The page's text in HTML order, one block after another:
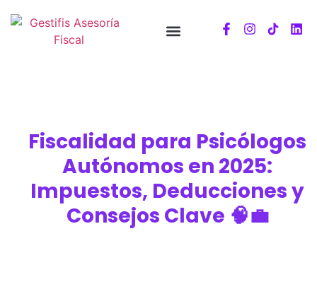
Fiscalidad para Psicólogos
Autónomos en 2025:
Impuestos, Deducciones y
Consejos Clave 🧠💼